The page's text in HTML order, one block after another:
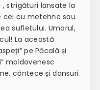
strigături lansate la
cei cu metehne sau
sufletului. Umorul,
La această
pe Păcală și
moldovenesc
cântece și dansuri.